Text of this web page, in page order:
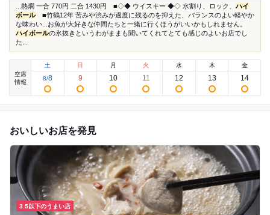
...熱燗 一合 770円 二合 1430円 ■◇◆ ウイスキー ◆◇ 水割り、ロック、 ハイ
ボール■竹鶴12年 苦みや渋みが過度に残るのを抑えた、バランスのよい軽やか
な味わい...お魚が大好きな仲間たちと一緒に行くほうがいいかもしれません。
ハイボールの氷抜きというわがままも聞いてくれてとても感じのよいお店でし
た...
空席
情報
土
8/8
日
9
月
10
火
11
水
12
木
13
金
14
おいしいお店を発見
3.5以下のうまい店